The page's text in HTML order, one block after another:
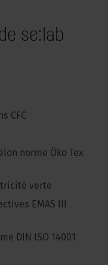
se:lab
CFC
norme Öko Tex
verte
EMAS III
DIN ISO 14001